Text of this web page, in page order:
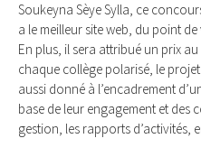
Soukeyna Sèye Sylla, ce
a le meilleur site web, du point
En plus, il sera attribué un prix
chaque collège polarisé, le
aussi donné à l’encadrement
base de leur engagement et des
gestion, les rapports d’activités,